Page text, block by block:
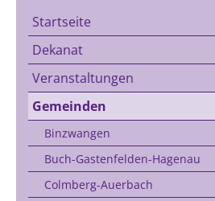
Startseite
Dekanat
Veranstaltungen
Gemeinden
Binzwangen
Buch-Gastenfelden-Hagenau
Colmberg-Auerbach